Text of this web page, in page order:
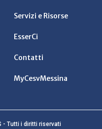
Servizi e Risorse
EsserCi
Contatti
MyCesvMessina
- Tutti i diritti riservati